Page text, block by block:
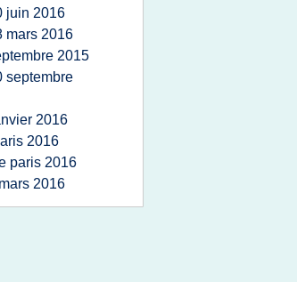
juin 2016
mars 2016
2015
septembre
2016
2016
paris 2016
2016